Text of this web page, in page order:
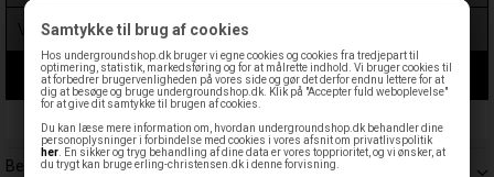
Samtykke til brug af cookies
Hos undergroundshop.dk bruger vi egne cookies og cookies fra tredjepart til
optimering, statistik, markedsføring og for at målrette indhold. Vi bruger cookies til
at forbedrer brugervenligheden på vores side og gør det derfor endnu lettere for at
dig at besøge og bruge undergroundshop.dk. Klik på "Accepter fuld weboplevelse"
for at give dit samtykke til brugen af cookies.
Du kan læse mere information om, hvordan undergroundshop.dk behandler dine
personoplysninger i forbindelse med cookies i vores afsnit om privatlivspolitik
her . En sikker og tryg behandling af dine data er vores topprioritet, og vi ønsker, at
du trygt kan bruge erling-christensen.dk i denne forvisning.
LÆG I KURV
Leveringstid: 1-3 hverdage
Beskrivelse